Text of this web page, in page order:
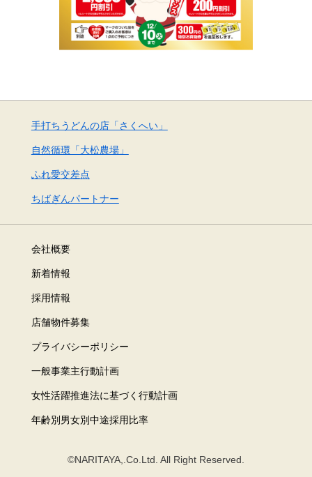
手打ちうどんの店「さくへい」
自然循環「大松農場」
ふれ愛交差点
ちばぎんパートナー
会社概要
新着情報
採用情報
店舗物件募集
プライバシーポリシー
一般事業主行動計画
女性活躍推進法に基づく行動計画
年齢別男女別中途採用比率
©NARITAYA,.Co.Ltd. All Right Reserved.